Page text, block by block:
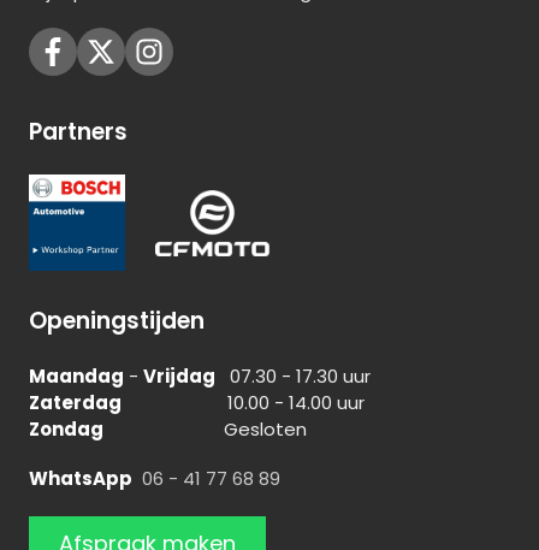
Partners
Openingstijden
Maandag - Vrijdag 07.30 - 17.30 uur
Zaterdag 10.00 - 14.00 uur
Zondag Gesloten
WhatsApp 06 - 41 77 68 89
Afspraak maken